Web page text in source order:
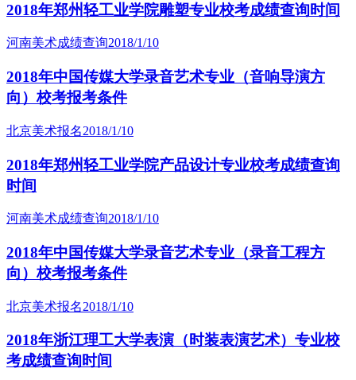
2018年郑州轻工业学院雕塑专业校考成绩查询时间
河南美术成绩查询2018/1/10
2018年中国传媒大学录音艺术专业（音响导演方
向）校考报考条件
北京美术报名2018/1/10
2018年郑州轻工业学院产品设计专业校考成绩查询
时间
河南美术成绩查询2018/1/10
2018年中国传媒大学录音艺术专业（录音工程方
向）校考报考条件
北京美术报名2018/1/10
2018年浙江理工大学表演（时装表演艺术）专业校
考成绩查询时间